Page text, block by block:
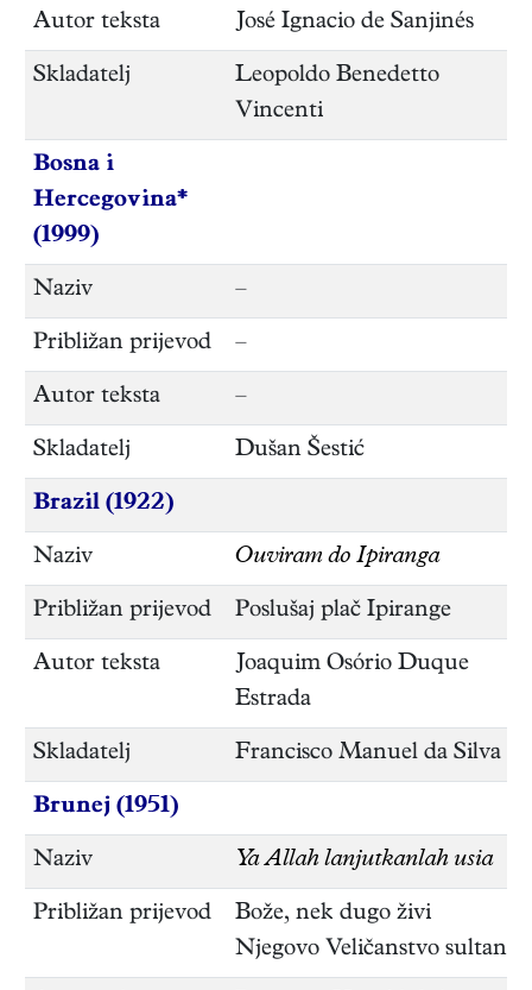
Autor teksta José Ignacio de Sanjinés
Skladatelj
Leopoldo Benedetto
Vincenti
Bosna i
Hercegovina*
(1999)
Naziv –
Približan prijevod –
Autor teksta –
Skladatelj Dušan Šestić
Brazil (1922)
Naziv Ouviram do Ipiranga
Približan prijevod Poslušaj plač Ipirange
Autor teksta
Joaquim Osório Duque
Estrada
Skladatelj Francisco Manuel da Silva
Brunej (1951)
Naziv Ya Allah lanjutkanlah usia
Približan prijevod
Bože, nek dugo živi
Njegovo Veličanstvo sultan